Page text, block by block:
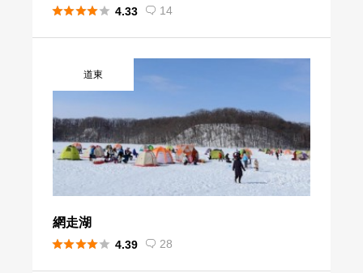
 4.33  14
道東
網走湖
 4.39  28